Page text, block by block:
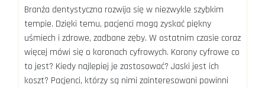
Branża dentystyczna rozwija się w niezwykle szybkim
tempie. Dzięki temu, pacjenci mogą zyskać piękny
uśmiech i zdrowe, zadbane zęby. W ostatnim czasie coraz
więcej mówi się o koronach cyfrowych. Korony cyfrowe co
to jest? Kiedy najlepiej je zastosować? Jaski jest ich
koszt? Pacjenci, którzy są nimi zainteresowani powinni